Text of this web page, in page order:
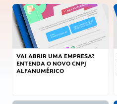
VAI ABRIR UMA EMPRESA?
ENTENDA O NOVO CNPJ
ALFANUMÉRICO